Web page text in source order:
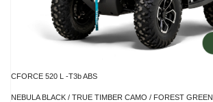
CFORCE 520 L -T3b ABS
NEBULA BLACK / TRUE TIMBER CAMO / FOREST GREEN